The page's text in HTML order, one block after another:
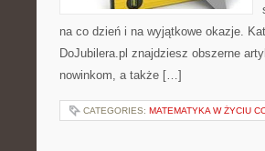
na co dzień i na wyjątkowe okazje.
DoJubilera.pl znajdziesz obszerne
nowinkom, a także […]
CATEGORIES: MATEMATYKA W ŻYCIU